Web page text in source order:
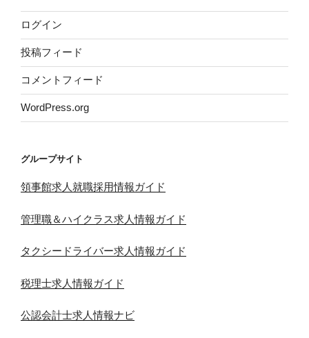
ログイン
投稿フィード
コメントフィード
WordPress.org
グループサイト
領事館求人就職採用情報ガイド
管理職＆ハイクラス求人情報ガイド
タクシードライバー求人情報ガイド
税理士求人情報ガイド
公認会計士求人情報ナビ